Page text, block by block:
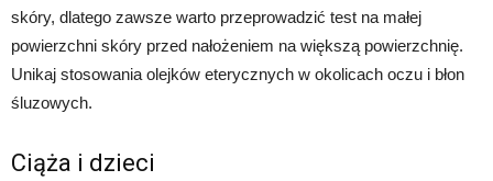
skóry, dlatego zawsze warto przeprowadzić test na małej
powierzchni skóry przed nałożeniem na większą powierzchnię.
Unikaj stosowania olejków eterycznych w okolicach oczu i błon
śluzowych.
Ciąża i dzieci